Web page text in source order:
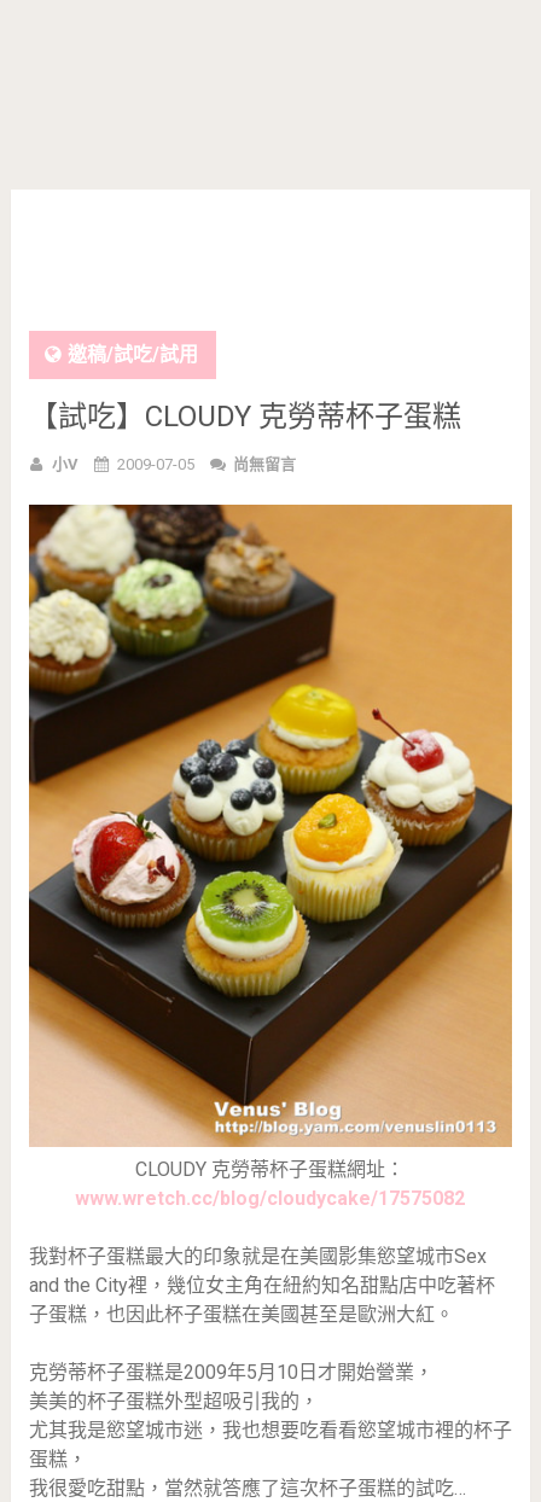
邀稿/試吃/試用
【試吃】CLOUDY 克勞蒂杯子蛋糕
小V 2009-07-05 尚無留言
CLOUDY 克勞蒂杯子蛋糕網址：
www.wretch.cc/blog/cloudycake/17575082
我對杯子蛋糕最大的印象就是在美國影集慾望城市Sex
and the City裡，幾位女主角在紐約知名甜點店中吃著杯
子蛋糕，也因此杯子蛋糕在美國甚至是歐洲大紅。
克勞蒂杯子蛋糕是2009年5月10日才開始營業，
美美的杯子蛋糕外型超吸引我的，
尤其我是慾望城市迷，我也想要吃看看慾望城市裡的杯子
蛋糕，
我很愛吃甜點，當然就答應了這次杯子蛋糕的試吃…